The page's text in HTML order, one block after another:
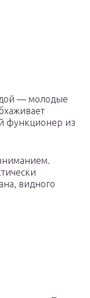
— молодые
функционер из
видного